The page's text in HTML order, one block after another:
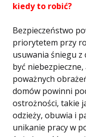
kiedy to robić?
Bezpieczeństwo
priorytetem przy
usuwania śniegu z
być
poważnych
domów powinni
ostrożności, takie
odzieży, obuwia i
unikanie pracy w